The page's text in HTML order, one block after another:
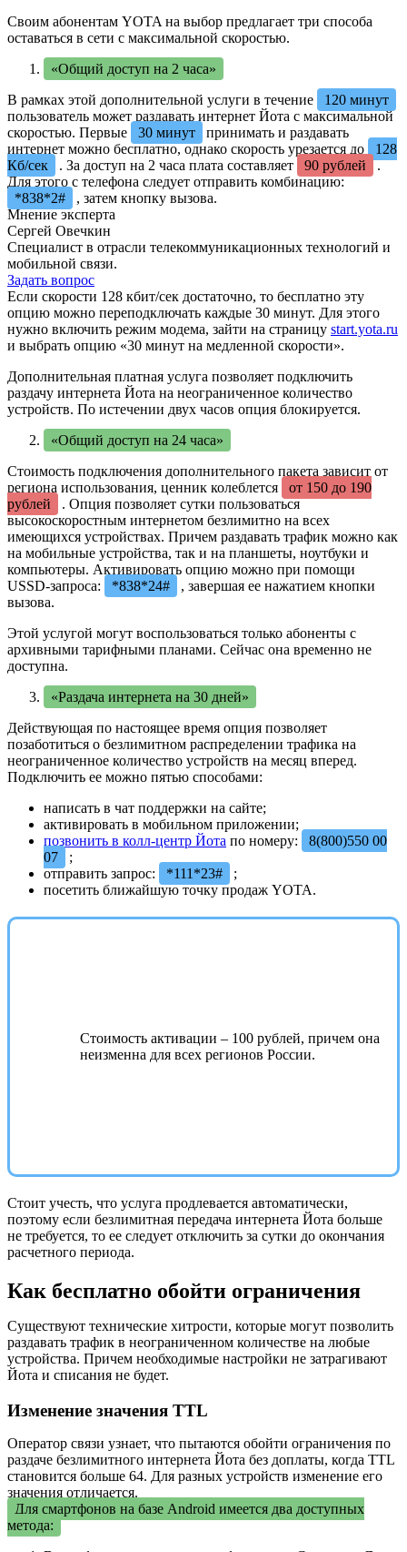
Своим абонентам YOTA на выбор предлагает три способа
оставаться в сети с максимальной скоростью.
«Общий доступ на 2 часа»
В рамках этой дополнительной услуги в течение
120 минут
пользователь может раздавать интернет Йота с максимальной
скоростью. Первые
30 минут
принимать и раздавать
интернет можно бесплатно, однако скорость урезается до
128
Кб/сек
. За доступ на 2 часа плата составляет 90 рублей .
Для этого с телефона следует отправить комбинацию:
*838*2#
, затем кнопку вызова.
Мнение эксперта
Сергей Овечкин
Специалист в отрасли телекоммуникационных технологий и
мобильной связи.
Задать вопрос
Если скорости 128 кбит/сек достаточно, то бесплатно эту
опцию можно переподключать каждые 30 минут. Для этого
нужно включить режим модема, зайти на страницу start.yota.ru
и выбрать опцию «30 минут на медленной скорости».
Дополнительная платная услуга позволяет подключить
раздачу интернета Йота на неограниченное количество
устройств. По истечении двух часов опция блокируется.
«Общий доступ на 24 часа»
Стоимость подключения дополнительного пакета зависит от
региона использования, ценник колеблется
от 150 до 190
рублей
. Опция позволяет сутки пользоваться
высокоскоростным интернетом безлимитно на всех
имеющихся устройствах. Причем раздавать трафик можно как
на мобильные устройства, так и на планшеты, ноутбуки и
компьютеры. Активировать опцию можно при помощи
USSD-запроса:
*838*24#
, завершая ее нажатием кнопки
вызова.
Этой услугой могут воспользоваться только абоненты с
архивными тарифными планами. Сейчас она временно не
доступна.
«Раздача интернета на 30 дней»
Действующая по настоящее время опция позволяет
позаботиться о безлимитном распределении трафика на
неограниченное количество устройств на месяц вперед.
Подключить ее можно пятью способами:
написать в чат поддержки на сайте;
активировать в мобильном приложении;
позвонить в колл-центр Йота по номеру:
8(800)550 00
07
;
отправить запрос:
*111*23#
;
посетить ближайшую точку продаж YOTA.
Стоимость активации – 100 рублей, причем она
неизменна для всех регионов России.
Стоит учесть, что услуга продлевается автоматически,
поэтому если безлимитная передача интернета Йота больше
не требуется, то ее следует отключить за сутки до окончания
расчетного периода.
Как бесплатно обойти ограничения
Существуют технические хитрости, которые могут позволить
раздавать трафик в неограниченном количестве на любые
устройства. Причем необходимые настройки не затрагивают
Йота и списания не будет.
Изменение значения TTL
Оператор связи узнает, что пытаются обойти ограничения по
раздаче безлимитного интернета Йота без доплаты, когда TTL
становится больше 64. Для разных устройств изменение его
значения отличается.
Для смартфонов на базе Android имеется два доступных
метода: